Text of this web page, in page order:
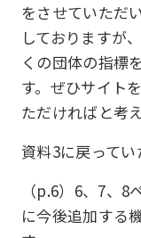
をさせていただ
しておりますが
くの団体の指標
す。ぜひサイト
ただければと考
資料3に戻ってい
（p.6）6、7、
に今後追加する